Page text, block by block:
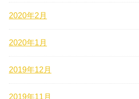
2020年2月
2020年1月
2019年12月
2019年11月